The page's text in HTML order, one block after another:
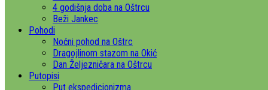
4 godišnja doba na Oštrcu
Beži Jankec
Pohodi
Noćni pohod na Oštrc
Dragojlinom stazom na Okić
Dan Željezničara na Oštrcu
Putopisi
Put ekspedicionizma